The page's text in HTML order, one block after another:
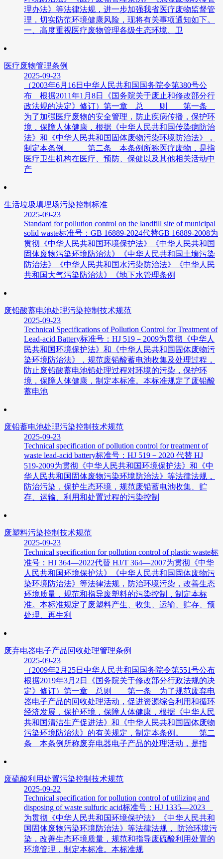
理办法》等法律法规，进一步加强我省医疗废物监督管
理，切实防范环境健康风险，现将有关事项通知如下。
一、高度重视医疗废物管理各级生态环境、卫
医疗废物管理条例
2025-09-23
（2003年6月16日中华人民共和国国务院令第380号公
布 根据2011年1月8日《国务院关于废止和修改部分行
政法规的决定》修订）第一章 总 则 第一条
为了加强医疗废物的安全管理，防止疾病传播，保护环
境，保障人体健康，根据《中华人民共和国传染病防治
法》和《中华人民共和国固体废物污染环境防治法》，
制定本条例。 第二条 本条例所称医疗废物，是指
医疗卫生机构在医疗、预防、保健以及其他相关活动中
产
生活垃圾填埋场污染控制标准
2025-09-23
Standard for pollution control on the landfill site of municipal
solid waste标准号：GB 16889-2024代替GB 16889-2008为
贯彻《中华人民共和国环境保护法》《中华人民共和国
固体废物污染环境防治法》《中华人民共和国土壤污染
防治法》《中华人民共和国水污染防治法》《中华人民
共和国大气污染防治法》《地下水管理条例
废铅酸蓄电池处理污染控制技术规范
2025-09-23
Technical Specifications of Pollution Control for Treatment of
Lead-acid Battery标准号：HJ 519－2009为贯彻《中华人
民共和国环境保护法》和《中华人民共和国固体废物污
染环境防治法》，规范废铅酸蓄电池收集及处理过程，
防止废铅酸蓄电池铅处理过程对环境的污染，保护环
境，保障人体健康，制定本标准。本标准规定了废铅酸
蓄电池
废铅蓄电池处理污染控制技术规范
2025-09-23
Technical specification of pollution control for treatment of
waste lead-acid battery标准号：HJ 519－2020 代替 HJ
519-2009为贯彻《中华人民共和国环境保护法》和《中
华人民共和国固体废物污染环境防治法》等法律法规，
防治污染，保护生态环境，规范废铅蓄电池收集、贮
存、运输、利用和处置过程的污染控制
废塑料污染控制技术规范
2025-09-23
Technical specification for pollution control of plastic waste标
准号：HJ 364—2022代替 HJ/T 364—2007为贯彻《中华
人民共和国环境保护法》《中华人民共和国固体废物污
染环境防治法》等法律法规，防治环境污染，改善生态
环境质量，规范和指导废塑料的污染控制，制定本标
准。本标准规定了废塑料产生、收集、运输、贮存、预
处理、再生利
废弃电器电子产品回收处理管理条例
2025-09-23
（2009年2月25日中华人民共和国国务院令第551号公布
根据2019年3月2日《国务院关于修改部分行政法规的决
定》修订）第一章 总则 第一条 为了规范废弃电
器电子产品的回收处理活动，促进资源综合利用和循环
经济发展，保护环境，保障人体健康，根据《中华人民
共和国清洁生产促进法》和《中华人民共和国固体废物
污染环境防治法》的有关规定，制定本条例。 第二
条 本条例所称废弃电器电子产品的处理活动，是指
废硫酸利用处置污染控制技术规范
2025-09-22
Technical specification for pollution control of utilizing and
disposing of waste sulfuric acid标准号：HJ 1335—2023
为贯彻《中华人民共和国环境保护法》《中华人民共和
国固体废物污染环境防治法》等法律法规， 防治环境污
染，改善生态环境质量，规范和指导废硫酸利用处置的
环境管理，制定本标准。本标准规